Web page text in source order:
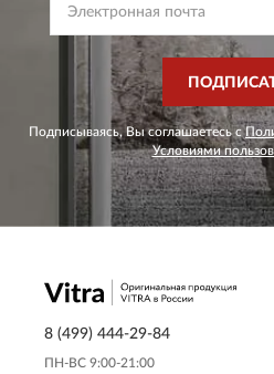
Подписываясь, Вы соглашаетесь с
Условиями
8 (499) 444-29-84
ПН-ВС 9:00-21:00